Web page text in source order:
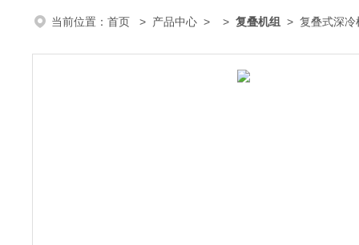
当前位置： 首页 > 产品中心 > > 复叠机组 > 复叠式深冷